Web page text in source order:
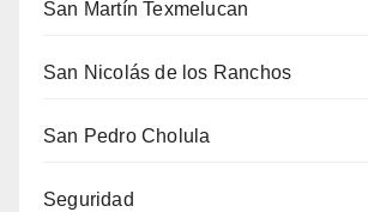
San Martín Texmelucan
San Nicolás de los Ranchos
San Pedro Cholula
Seguridad